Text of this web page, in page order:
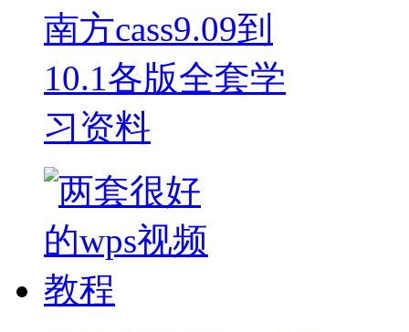
南方cass9.09到
10.1各版全套学
习资料